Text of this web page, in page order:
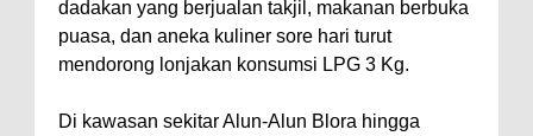
dadakan yang berjualan takjil, makanan berbuka
puasa, dan aneka kuliner sore hari turut
mendorong lonjakan konsumsi LPG 3 Kg.
‎Di kawasan sekitar Alun-Alun Blora hingga